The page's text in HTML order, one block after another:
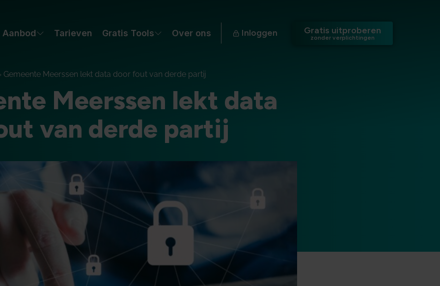
Aanbod Tarieven Gratis Tools Over ons Inloggen Gratis uitproberen
zonder verplichtingen
Gemeente Meerssen lekt data door fout van derde partij
Meerssen lekt data
van derde partij